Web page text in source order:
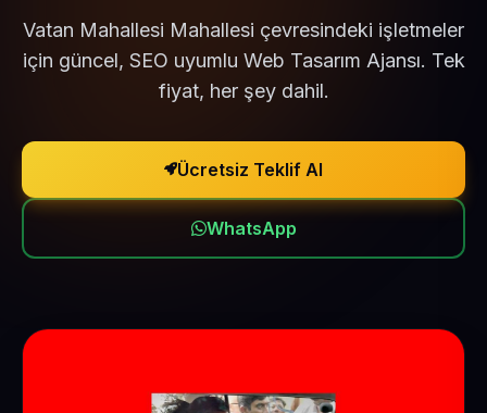
Vatan Mahallesi Mahallesi çevresindeki işletmeler
için güncel, SEO uyumlu Web Tasarım Ajansı. Tek
fiyat, her şey dahil.
Ücretsiz Teklif Al
WhatsApp